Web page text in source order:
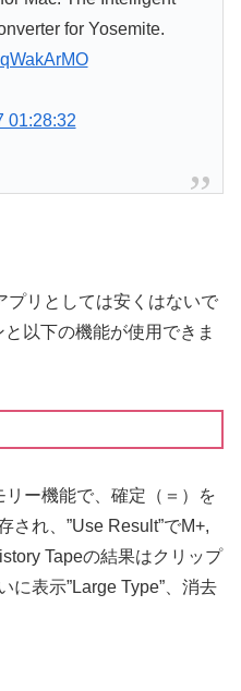
for Yosemite.
01:28:32
リとしては安くはないで
以下の機能が使用できま
ー機能で、確定（＝）を
され、”Use Result”でM+,
Tapeの結果はクリップ
に表示”Large Type”、消去